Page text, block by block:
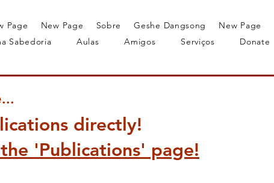
Page New Page Sobre Geshe Dangsong
New Page
Sabedoria
Aulas Amigos Serviços Donate
directly!
'Publications' page!